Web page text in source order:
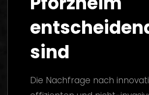
sind
Die Nachfrage nach